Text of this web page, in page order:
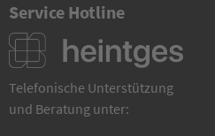
Service Hotline
Telefonische Unterstützung
und Beratung unter: